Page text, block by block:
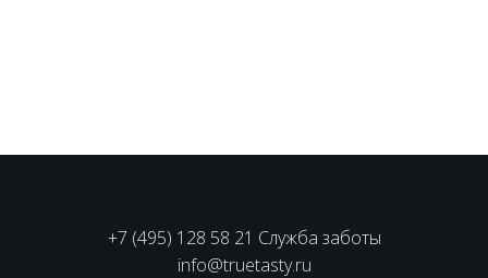
+7 (495) 128 58 21 Служба заботы
info@truetasty.ru